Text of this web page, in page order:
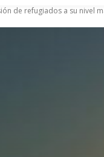
de refugiados a su nivel